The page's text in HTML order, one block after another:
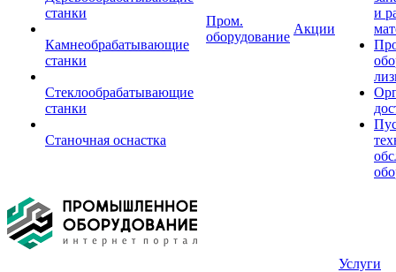
станки
Камнеобрабатывающие
станки
Стеклообрабатывающие
станки
Станочная оснастка
Пром.
оборудование
Акции
и
Услуги